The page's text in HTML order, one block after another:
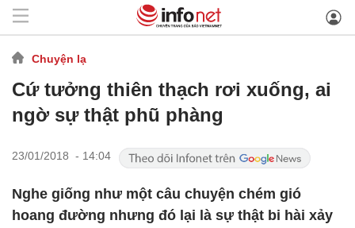
Chuyện lạ
Cứ tưởng thiên thạch rơi xuống, ai
ngờ sự thật phũ phàng
23/01/2018 - 14:04
Nghe giống như một câu chuyện chém gió
hoang đường nhưng đó lại là sự thật bi hài xảy